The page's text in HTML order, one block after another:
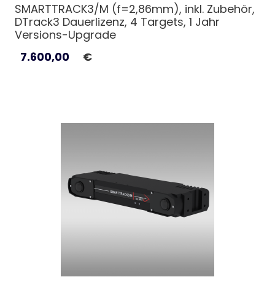
SMARTTRACK3/M (f=2,86mm), inkl. Zubehör,
DTrack3 Dauerlizenz, 4 Targets, 1 Jahr
Versions-Upgrade
7.600,00
€